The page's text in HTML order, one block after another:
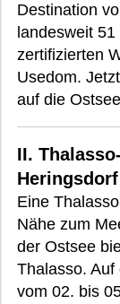
Destination
landesweit
zertifizierten
Usedom.
auf die
II.
Eine
Nähe zum
der Ostsee
Thalasso.
vom 02. bis